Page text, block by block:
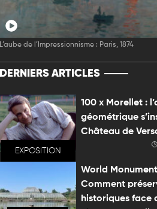
L’aube de l’Impressionnisme : Paris, 1874
DERNIERS ARTICLES
EXPOSITION
100 x Morellet :
géométrique
Château de
World
Comment
historiques face